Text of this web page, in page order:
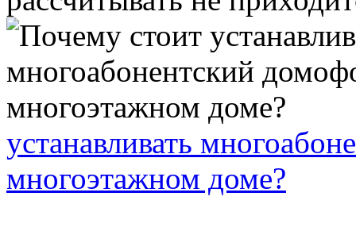
устанавливать
многоэтажном доме?